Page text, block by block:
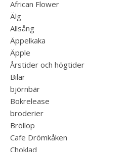
African Flower
Älg
Allsång
Äppelkaka
Äpple
Årstider och högtider
Bilar
björnbär
Bokrelease
broderier
Bröllop
Cafe Drömkåken
Choklad